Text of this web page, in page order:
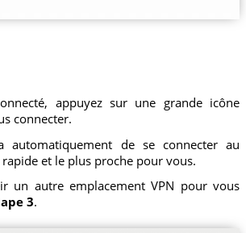
appuyez sur une grande icône
connecter.
automatiquement de se connecter au
et le plus proche pour vous.
un autre emplacement VPN pour vous
3.